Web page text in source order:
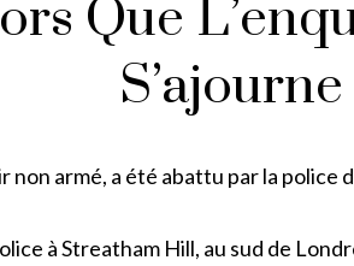
Que
S’ajourne
non armé, a été abattu par la police
à Streatham Hill, au sud de